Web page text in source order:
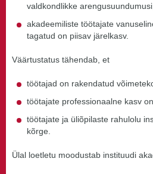
valdkondlikke
akadeemiliste töötajate
tagatud on piisav järelkasv.
Väärtustatus tähendab, et
töötajad on rakendatud
töötajate professionaalne kasv
töötajate ja üliõpilaste rahulolu
kõrge.
Ülal loetletu moodustab instituudi